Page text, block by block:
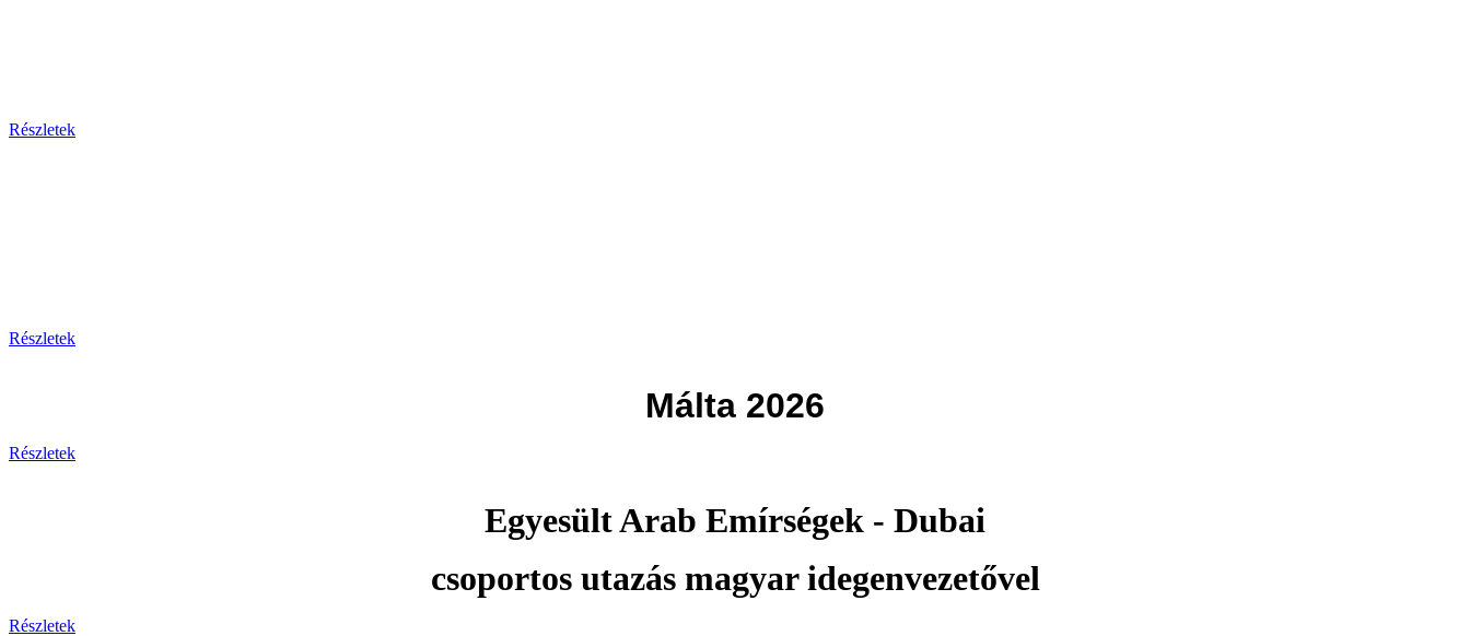
Részletek
Részletek
Málta 2026
Részletek
Egyesült Arab Emírségek - Dubai
csoportos utazás magyar idegenvezetővel
Részletek